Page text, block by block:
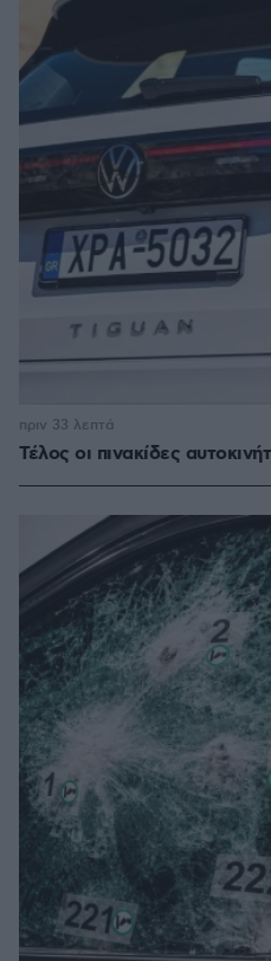
Τέλος οι πινακίδες
πριν 33 λεπτά